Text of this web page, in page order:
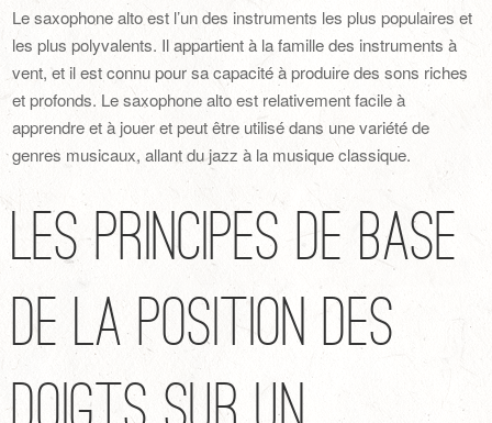
Le saxophone alto est l’un des instruments les plus populaires et
les plus polyvalents. Il appartient à la famille des instruments à
vent, et il est connu pour sa capacité à produire des sons riches
et profonds. Le saxophone alto est relativement facile à
apprendre et à jouer et peut être utilisé dans une variété de
genres musicaux, allant du jazz à la musique classique.
Les Principes de Base
de la Position des